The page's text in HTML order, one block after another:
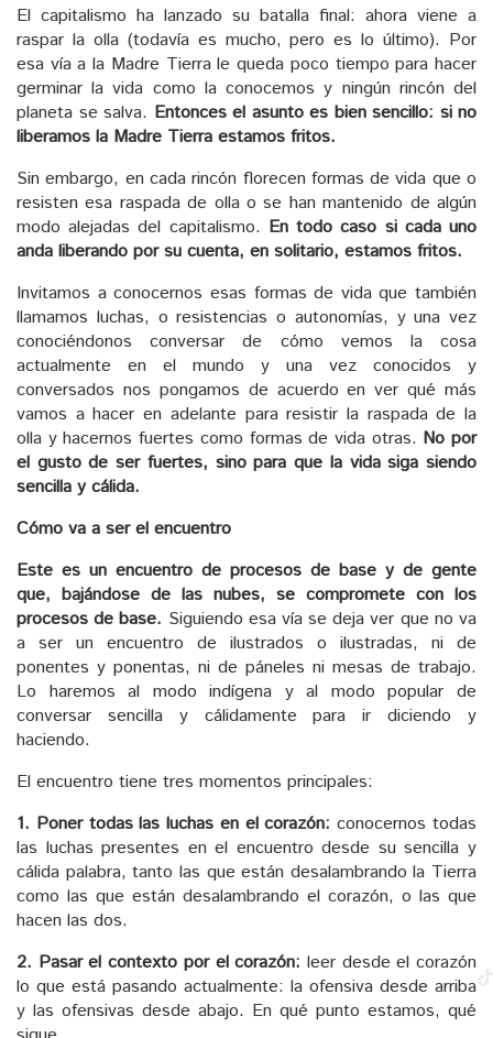
El capitalismo ha lanzado su batalla final: ahora viene a
raspar la olla (todavía es mucho, pero es lo último). Por
esa vía a la Madre Tierra le queda poco tiempo para hacer
germinar la vida como la conocemos y ningún rincón del
planeta se salva. Entonces el asunto es bien sencillo: si no
liberamos la Madre Tierra estamos fritos.
Sin embargo, en cada rincón florecen formas de vida que o
resisten esa raspada de olla o se han mantenido de algún
modo alejadas del capitalismo. En todo caso si cada uno
anda liberando por su cuenta, en solitario, estamos fritos.
Invitamos a conocernos esas formas de vida que también
llamamos luchas, o resistencias o autonomías, y una vez
conociéndonos conversar de cómo vemos la cosa
actualmente en el mundo y una vez conocidos y
conversados nos pongamos de acuerdo en ver qué más
vamos a hacer en adelante para resistir la raspada de la
olla y hacernos fuertes como formas de vida otras. No por
el gusto de ser fuertes, sino para que la vida siga siendo
sencilla y cálida.
Cómo va a ser el encuentro
Este es un encuentro de procesos de base y de gente
que, bajándose de las nubes, se compromete con los
procesos de base. Siguiendo esa vía se deja ver que no va
a ser un encuentro de ilustrados o ilustradas, ni de
ponentes y ponentas, ni de páneles ni mesas de trabajo.
Lo haremos al modo indígena y al modo popular de
conversar sencilla y cálidamente para ir diciendo y
haciendo.
El encuentro tiene tres momentos principales:
1. Poner todas las luchas en el corazón: conocernos todas
las luchas presentes en el encuentro desde su sencilla y
cálida palabra, tanto las que están desalambrando la Tierra
como las que están desalambrando el corazón, o las que
hacen las dos.
2. Pasar el contexto por el corazón: leer desde el corazón
lo que está pasando actualmente: la ofensiva desde arriba
y las ofensivas desde abajo. En qué punto estamos, qué